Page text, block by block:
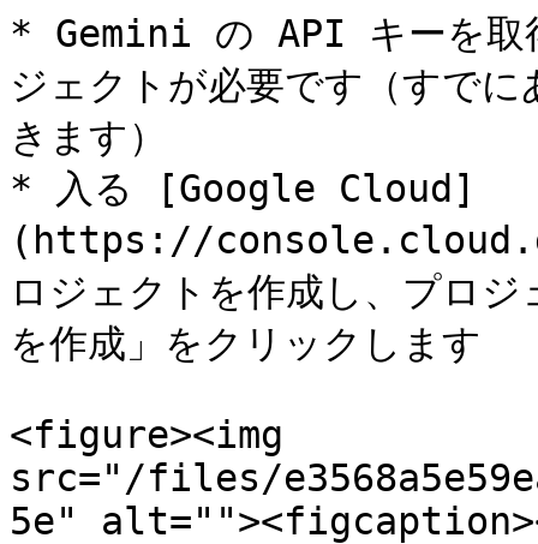
* Gemini の API キーを取
ジェクトが必要です（すで
きます）
* 入る [Google Cloud]
(https://
ロジェクトを作成し、プロ
を作成」をクリックします
<figure><img
src="/files/
5e"